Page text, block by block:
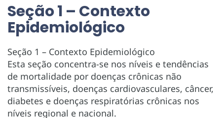
Seção 1 – Contexto
Epidemiológico
Seção 1 – Contexto Epidemiológico
Esta seção concentra-se nos níveis e tendências
de mortalidade por doenças crônicas não
transmissíveis, doenças cardiovasculares, câncer,
diabetes e doenças respiratórias crônicas nos
níveis regional e nacional.